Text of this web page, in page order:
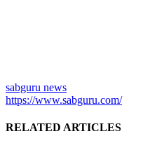
sabguru news
https://www.sabguru.com/
RELATED ARTICLES